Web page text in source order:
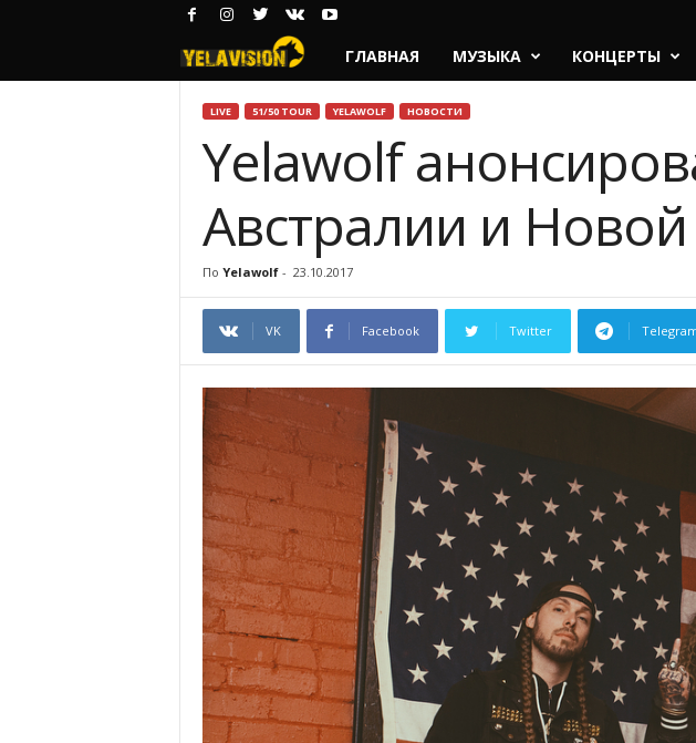
e
w
o
у
с
с
к
ГЛАВНАЯ МУЗЫКА КОНЦЕРТЫ
LIVE 51/50 TOUR YELAWOLF НОВОСТИ
Yelawolf
Австралии и
По Yelawolf- 23.10.2017
VK Facebook Twitter